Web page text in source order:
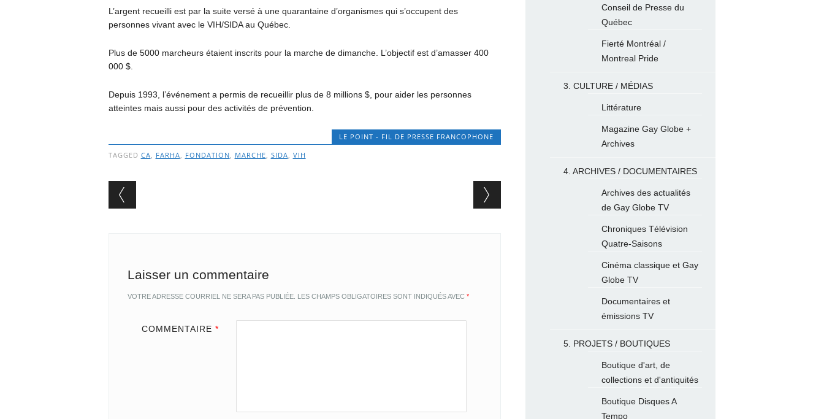
L’argent recueilli est par la suite versé à une quarantaine d’organismes qui s’occupent des
personnes vivant avec le VIH/SIDA au Québec.
Plus de 5000 marcheurs étaient inscrits pour la marche de dimanche. L’objectif est d’amasser 400
000 $.
Depuis 1993, l’événement a permis de recueillir plus de 8 millions $, pour aider les personnes
atteintes mais aussi pour des activités de prévention.
LE POINT - FIL DE PRESSE FRANCOPHONE
TAGGED CA, FARHA, FONDATION, MARCHE, SIDA, VIH
Post navigation
Laisser un commentaire
VOTRE ADRESSE COURRIEL NE SERA PAS PUBLIÉE. LES CHAMPS OBLIGATOIRES SONT INDIQUÉS AVEC *
COMMENTAIRE *
Conseil de Presse du
Québec
Fierté Montréal /
Montreal Pride
3. CULTURE / MÉDIAS
Littérature
Magazine Gay Globe +
Archives
4. ARCHIVES / DOCUMENTAIRES
Archives des actualités
de Gay Globe TV
Chroniques Télévision
Quatre-Saisons
Cinéma classique et Gay
Globe TV
Documentaires et
émissions TV
5. PROJETS / BOUTIQUES
Boutique d'art, de
collections et d'antiquités
Boutique Disques A
Tempo